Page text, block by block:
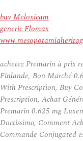
buy Meloxicam
generic Flomax
achetez Premarin à prix
Finlande, Bon Marché
With Prescription, Buy
Prescription, Achat
Premarin 0.625 mg
Doctissimo, Comment
Commande Conjugated